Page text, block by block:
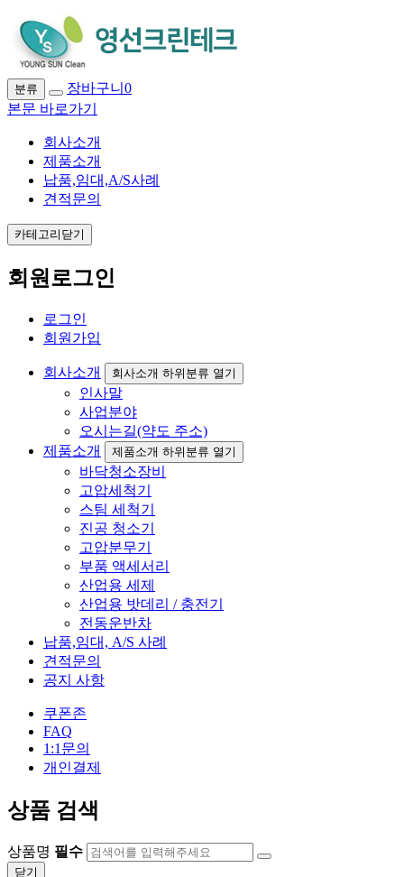
분류 장바구니 0
본문 바로가기
회사소개
제품소개
납품,임대,A/S사례
견적문의
카테고리닫기
회원로그인
로그인
회원가입
회사소개 회사소개 하위분류 열기
인사말
사업분야
오시는길(약도 주소)
제품소개
제품소개 하위분류 열기
바닥청소장비
고압세척기
스팀 세척기
진공 청소기
고압분무기
부품 액세서리
산업용 세제
산업용 밧데리 / 충전기
전동운반차
납품,임대, A/S 사례
견적문의
공지 사항
쿠폰존
FAQ
1:1문의
개인결제
상품 검색
상품명 필수
닫기